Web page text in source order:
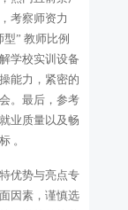
考察师资力
” 教师比例
学校实训设备
能力，紧密的
。最后，参考
业质量以及畅
。
优势与亮点专
因素，谨慎选